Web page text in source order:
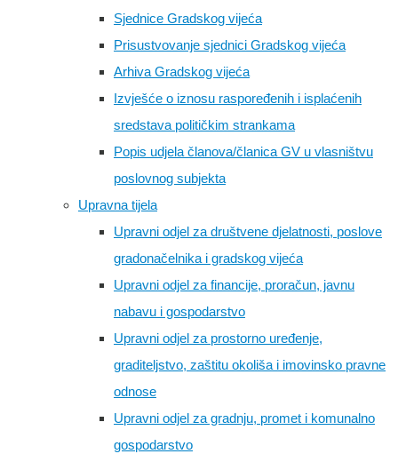
Sjednice Gradskog vijeća
Prisustvovanje sjednici Gradskog vijeća
Arhiva Gradskog vijeća
Izvješće o iznosu raspoređenih i isplaćenih
sredstava političkim strankama
Popis udjela članova/članica GV u vlasništvu
poslovnog subjekta
Upravna tijela
Upravni odjel za društvene djelatnosti, poslove
gradonačelnika i gradskog vijeća
Upravni odjel za financije, proračun, javnu
nabavu i gospodarstvo
Upravni odjel za prostorno uređenje,
graditeljstvo, zaštitu okoliša i imovinsko pravne
odnose
Upravni odjel za gradnju, promet i komunalno
gospodarstvo